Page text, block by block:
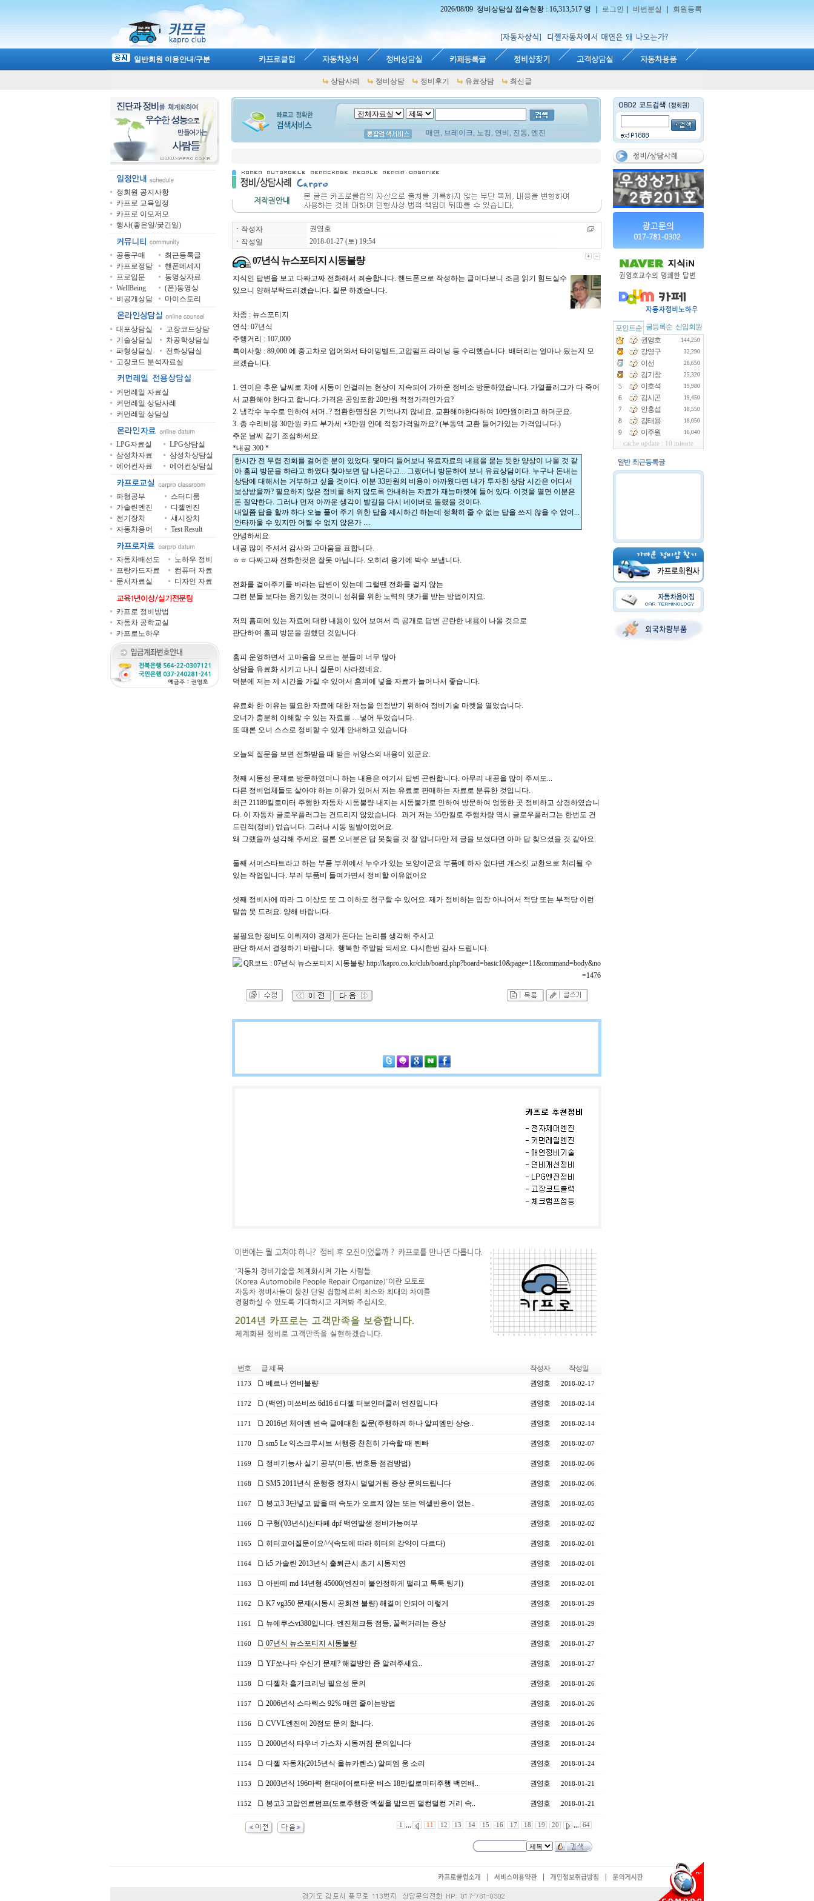
2026/08/09 정비상담실 접속현황 : 16,313,517 명 ｜ 로그인 비번분실 회원등록
일반회원 이용안내/구분
상담사례 정비상담 정비후기 유료상담 최신글
매연, 브레이크, 노킹, 연비, 진동, 엔진
정회원 공지사항
카프로 교육일정
카프로 이모저모
행사(좋은일/궂긴일)
공동구매
최근등록글
카프로정담
핸폰메세지
프로입문
동영상자료
WellBeing
(폰)동영상
비공개상담
마이스토리
대포상담실
고장코드상담
기술상담실
차공학상담실
파형상담실
전화상담실
고장코드 분석자료실
커먼레일 자료실
커먼레일 상담사례
커먼레일 상담실
LPG자료실
LPG상담실
삼성차자료
삼성차상담실
에어컨자료
에어컨상담실
파형공부
스터디룸
가솔린엔진
디젤엔진
전기장치
섀시장치
자동차용어
Test Result
자동차배선도
노하우 정비
프랑카드자료
컴퓨터 자료
문서자료실
디자인 자료
카프로 정비방법
자동차 공학교실
카프로노하우
ㆍ 작성자
권영호
ㆍ 작성일 2018-01-27 (토) 19:54
07년식 뉴스포티지 시동불량
지식인 답변을 보고 다짜고짜 전화해서 죄송합니다. 핸드폰으로 작성하는 글이다보니 조금 읽기 힘드실수
있으니 양해부탁드리겠습니다. 질문 하겠습니다.
차종 : 뉴스포티지
연식: 07년식
주행거리 : 107,000
특이사항 : 89,000 에 중고차로 업어와서 타이밍벨트,고압펌프.라이닝 등 수리했습니다. 배터리는 얼마나 됬는지 모
르겠습니다.
1. 연이은 추운 날씨로 차에 시동이 안걸리는 현상이 지속되어 가까운 정비소 방문하였습니다. 가열플러그가 다 죽어
서 교환해야 한다고 합니다. 가격은 공임포함 20만원 적정가격인가요?
2. 냉각수 누수로 인하여 서머..? 정환한명칭은 기억나지 않네요. 교환해야한다하여 10만원이라고 하더군요.
3. 총 수리비용 30만원 카드 부가세 +3만원 인데 적정가격일까요? (부동액 교환 들어가있는 가격입니다.)
추운 날씨 감기 조심하세요.
*내공 300 *
한시간 전 무렵 전화를 걸어준 분이 있었다. 몇마디 들어보니 유료자료의 내용을 묻는 듯한 양상이 나올 것 같
아 홈피 방문을 하라고 하였다 찾아보면 답 나온다고... 그랬더니 방문하여 보니 유료상담이다. 누구나 돈내는
상담에 대해서는 거부하고 싶을 것이다. 이분 33만원의 비용이 아까웠다면 내가 투자한 상담 시간은 어디서
보상받을까? 필요하지 않은 정비를 하지 않도록 안내하는 자료가 재능마켓에 들어 있다. 이것을 열면 이분은
돈 절약한다. 그러나 먼저 아까운 생각이 발길을 다시 네이버로 돌렸을 것이다.
내일쯤 답을 할까 하다 오늘 풀어 주기 위한 답을 제시하긴 하는데 정확히 줄 수 없는 답을 쓰지 않을 수 없어...
안타까울 수 있지만 어쩔 수 없지 않은가 ....
안녕하세요.
내공 많이 주셔서 감사와 고마움을 표합니다.
ㅎㅎ 다짜고짜 전화한것은 잘못 아닙니다. 오히려 용기에 박수 보냅니다.
전화를 걸어주기를 바라는 답변이 있는데 그럴땐 전화를 걸지 않는
그런 분들 보다는 용기있는 것이니 성취를 위한 노력의 댓가를 받는 방법이지요.
저의 홈피에 있는 자료에 대한 내용이 있어 보여서 즉 공개로 답변 곤란한 내용이 나올 것으로
판단하여 홈피 방문을 원했던 것입니다.
홈피 운영하면서 고마움을 모르는 분들이 너무 많아
상담을 유료화 시키고 나니 질문이 사라졌네요.
덕분에 저는 제 시간을 가질 수 있어서 홈피에 넣을 자료가 늘어나서 좋습니다.
유료화 한 이유는 필요한 자료에 대한 재능을 인정받기 위하여 정비기술 마켓을 열었습니다.
오너가 충분히 이해할 수 있는 자료를 ....넣어 두었습니다.
또 때론 오너 스스로 정비할 수 있게 안내하고 있습니다.
오늘의 질문을 보면 전화받을 때 받은 뉘앙스의 내용이 있군요.
첫째 시동성 문제로 방문하였더니 하는 내용은 여기서 답변 곤란합니다. 아무리 내공을 많이 주셔도...
다른 정비업체들도 살아야 하는 이유가 있어서 저는 유료로 판매하는 자료로 분류한 것입니다.
최근 21189킬로미터 주행한 자동차 시동불량 내지는 시동불가로 인하여 방문하여 엉뚱한 곳 정비하고 상경하였습니
다. 이 자동차 글로우플러그는 건드리지 않았습니다. 과거 저는 55만킬로 주행차량 역시 글로우플러그는 한번도 건
드린적(정비) 없습니다. 그러나 시동 일발이었어요.
왜 그랬을까 생각해 주세요. 물론 오너분은 답 못찾을 것 잘 압니다만 제 글을 보셨다면 아마 답 찾으셨을 것 같아요.
둘째 서머스타트라고 하는 부품 부위에서 누수가 있는 모양이군요 부품에 하자 없다면 개스킷 교환으로 처리될 수
있는 작업입니다. 부러 부품비 들여가면서 정비할 이유없어요
셋째 정비사에 따라 그 이상도 또 그 이하도 청구할 수 있어요. 제가 정비하는 입장 아니어서 적당 또는 부적당 이런
말씀 못 드려요. 양해 바랍니다.
불필요한 정비도 이뤄져야 경제가 돈다는 논리를 생각해 주시고
판단 하셔서 결정하기 바랍니다. 행복한 주말밤 되세요. 다시한번 감사 드립니다.
번호 글 제 목 작성자 작성일
1173 베르나 연비불량 권영호 2018-02-17
1172 (백연) 미쓰비쓰 6d16 tl 디젤 터보인터쿨러 엔진입니다 권영호 2018-02-14
1171 2016년 체어맨 변속 글에대한 질문(주행하려 하나 알피엠만 상승.. 권영호 2018-02-14
1170 sm5 Le 익스크루시브 서행중 천천히 가속할 때 찐빠 권영호 2018-02-07
1169 정비기능사 실기 공부(미등, 번호등 점검방법) 권영호 2018-02-06
1168 SM5 2011년식 운행중 정차시 덜덜거림 증상 문의드립니다 권영호 2018-02-06
1167 봉고3 3단넣고 밟을 때 속도가 오르지 않는 또는 엑셀반응이 없는.. 권영호 2018-02-05
1166 구형('03년식)산타페 dpf 백연발생 정비가능여부 권영호 2018-02-02
1165 히터코어질문이요^^(속도에 따라 히터의 강약이 다르다) 권영호 2018-02-01
1164 k5 가솔린 2013년식 출퇴근시 초기 시동지연 권영호 2018-02-01
1163 아반떼 md 14년형 45000(엔진이 불안정하게 떨리고 툭툭 팅기) 권영호 2018-02-01
1162 K7 vg350 문제(시동시 공회전 불량) 해결이 안되어 이렇게 권영호 2018-01-29
1161 뉴에쿠스vi380입니다. 엔진체크등 점등, 꿀럭거리는 증상 권영호 2018-01-29
1160 07년식 뉴스포티지 시동불량 권영호 2018-01-27
1159 YF쏘나타 수신기 문제? 해결방안 좀 알려주세요.. 권영호 2018-01-27
1158 디젤차 흡기크리닝 필요성 문의 권영호 2018-01-26
1157 2006년식 스타렉스 92% 매연 줄이는방법 권영호 2018-01-26
1156 CVVL엔진에 20점도 문의 합니다. 권영호 2018-01-26
1155 2000년식 타우너 가스차 시동꺼짐 문의입니다 권영호 2018-01-24
1154 디젤 자동차(2015년식 올뉴카렌스) 알피엠 웅 소리 권영호 2018-01-24
1153 2003년식 196마력 현대에어로타운 버스 18만킬로미터주행 백연배.. 권영호 2018-01-21
1152 봉고3 고압연료펌프(도로주행중 엑셀을 밟으면 덜컹덜컹 거리 속.. 권영호 2018-01-21
1 ,,, 11 12 13 14 15 16 17 18 19 20 ,,, 64
포인트순 글등록순 신입회원
권영호
144,250
강영구 32,290
이선 26,650
김기창 25,320
5 이호석 19,980
6 김시곤 19,450
7 안흥섭 18,550
8 김태용 18,050
9 이주원 16,040
cache update : 10 minute